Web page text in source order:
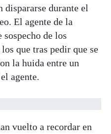
dispararse durante el
El agente de la
de los
que tras pedir que se
la huida entre un
agente.
vuelto a recordar en